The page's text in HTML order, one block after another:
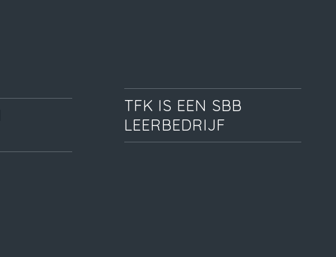
TFK IS EEN SBB
LEERBEDRIJF